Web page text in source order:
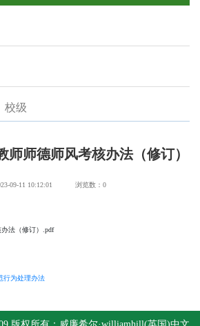
校级
师德师风考核办法（修订）
09-11 10:12:01 浏览数： 0
法（修订）.pdf
行为处理办法